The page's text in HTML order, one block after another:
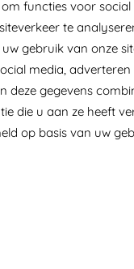
functies voor
te
gebruik van onze
media, adverteren
deze gegevens
die u aan ze heeft
op basis van uw
vallen?
bij